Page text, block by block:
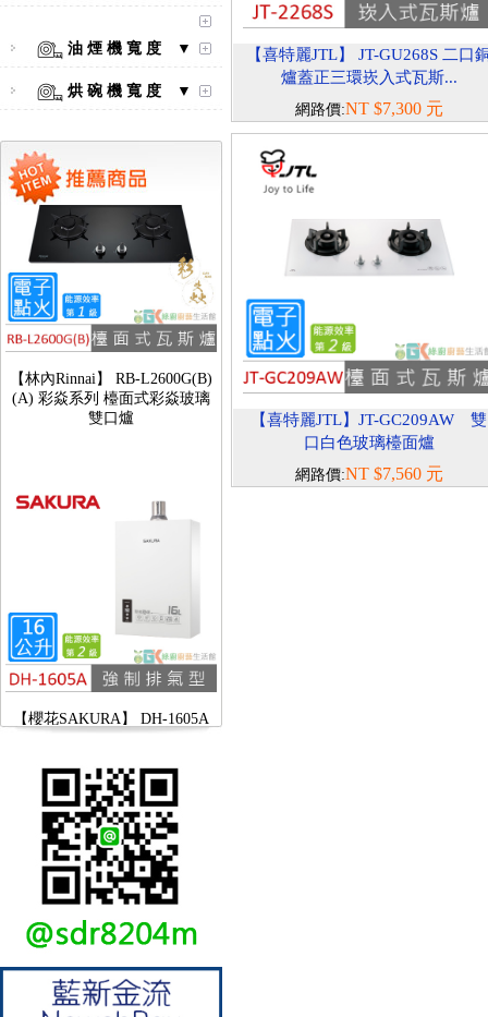
油 煙 機 寬 度 ▼
烘 碗 機 寬 度 ▼
【林內Rinnai】 RB-L2600S(A)
口爐
【林內Rinnai】 RB-L2600G(B)
(A) 彩焱系列 檯面式彩焱玻璃
雙口爐
【櫻花SAKURA】 DH-1605A
16公升/分 數位恆溫 LCD溫度設
定 分段火排
【喜特麗JTL】 JT-GU268S 二口
爐蓋正三環崁入式瓦斯...
網路價:NT $7,300 元
【喜特麗JTL】JT-GC209AW 雙
口白色玻璃檯面爐
網路價:NT $7,560 元